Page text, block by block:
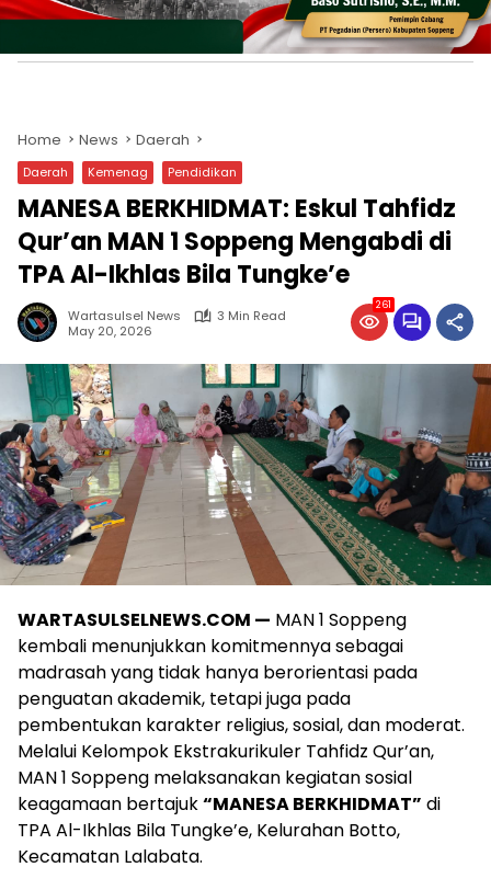
Home News Daerah
Daerah Kemenag Pendidikan
MANESA BERKHIDMAT: Eskul Tahfidz
Qur’an MAN 1 Soppeng Mengabdi di
TPA Al-Ikhlas Bila Tungke’e
Wartasulsel News
3 Min Read
May 20, 2026
261
WARTASULSELNEWS.COM — MAN 1 Soppeng
kembali menunjukkan komitmennya sebagai
madrasah yang tidak hanya berorientasi pada
penguatan akademik, tetapi juga pada
pembentukan karakter religius, sosial, dan moderat.
Melalui Kelompok Ekstrakurikuler Tahfidz Qur’an,
MAN 1 Soppeng melaksanakan kegiatan sosial
keagamaan bertajuk“MANESA BERKHIDMAT” di
TPA Al-Ikhlas Bila Tungke’e, Kelurahan Botto,
Kecamatan Lalabata.